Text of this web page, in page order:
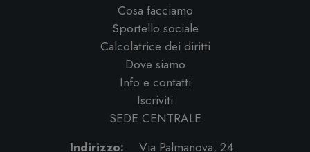
Cosa facciamo
Sportello sociale
Calcolatrice dei diritti
Dove siamo
Info e contatti
Iscriviti
SEDE CENTRALE
Indirizzo:
Via Palmanova, 24